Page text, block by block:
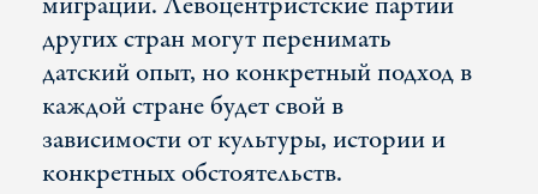
других стран могут перенимать
датский опыт, но конкретный подход в
каждой стране будет свой в
зависимости от культуры, истории и
конкретных обстоятельств.